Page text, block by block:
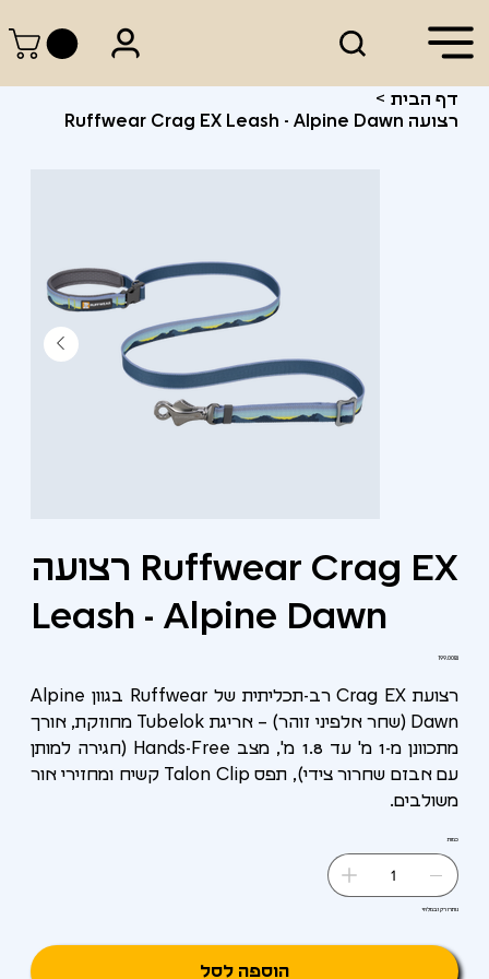
דף הבית >
רצועה Ruffwear Crag EX Leash - Alpine Dawn
רצועה Ruffwear Crag EX
Leash - Alpine Dawn
מחיר‏199.00 ‏₪
רצועת Crag EX רב-תכליתית של Ruffwear בגוון Alpine
Dawn (שחר אלפיני זוהר) – אריגת Tubelok מחוזקת, אורך
מתכוונן מ-1 מ' עד 1.8 מ', מצב Hands-Free (חגירה למותן
עם אבזם שחרור צידי), תפס Talon Clip קשיח ומחזירי אור
משולבים.
כמות
נותרו רק 1 במלאי
הוספה לסל